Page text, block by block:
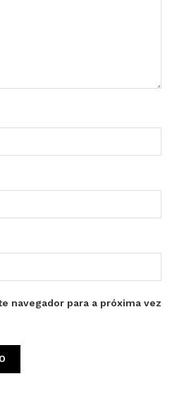
navegador para a próxima vez